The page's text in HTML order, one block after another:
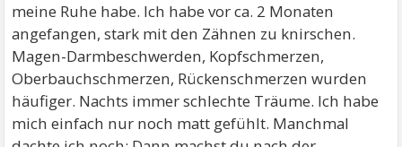
meine Ruhe habe. Ich habe vor ca. 2 Monaten
angefangen, stark mit den Zähnen zu knirschen.
Magen-Darmbeschwerden, Kopfschmerzen,
Oberbauchschmerzen, Rückenschmerzen wurden
häufiger. Nachts immer schlechte Träume. Ich habe
mich einfach nur noch matt gefühlt. Manchmal